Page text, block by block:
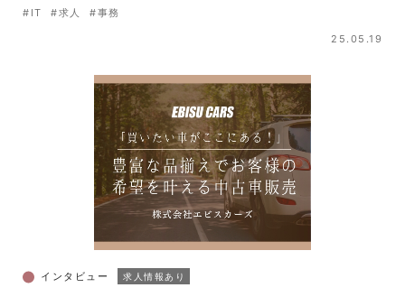
#IT #求人 #事務
25.05.19
インタビュー 求人情報あり